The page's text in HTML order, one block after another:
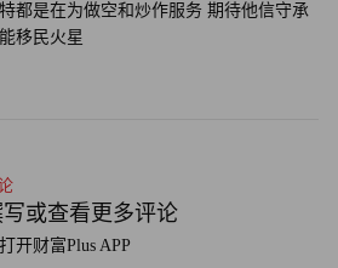
都是在为做空和炒作服务 期待他信守承
移民火星
或查看更多评论
开财富Plus APP